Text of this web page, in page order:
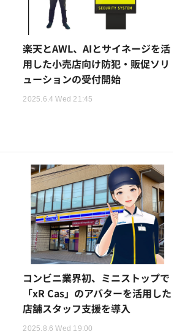
楽天とAWL、AIとサイネージを活
用した小売店向け防犯・販促ソリ
ューションの受付開始
2025.6.4 Wed 21:45
コンビニ業界初、ミニストップで
「xR Cas」のアバターを活用した
店舗スタッフ支援を導入
2025.8.6 Wed 19:00